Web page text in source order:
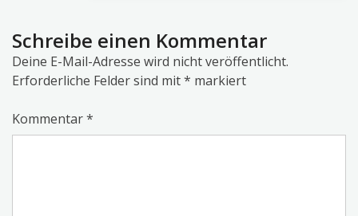
Schreibe einen Kommentar
Deine E-Mail-Adresse wird nicht veröffentlicht.
Erforderliche Felder sind mit* markiert
Kommentar*